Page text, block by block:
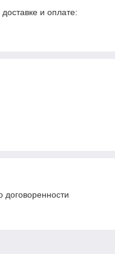
и оплате:
договоренности